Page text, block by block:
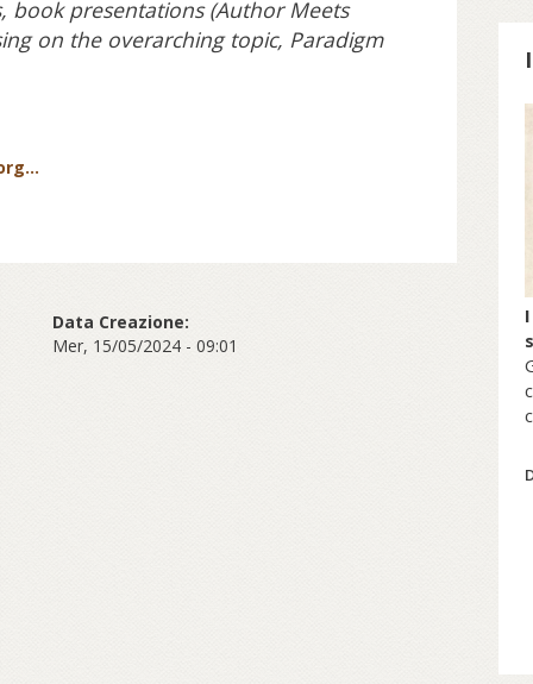
book presentations (Author Meets
on the overarching topic, Paradigm
Data Creazione:
Mer, 15/05/2024 - 09:01